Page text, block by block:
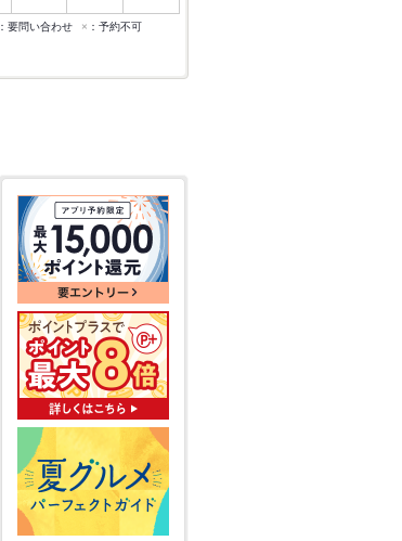
：要問い合わせ × ：予約不可